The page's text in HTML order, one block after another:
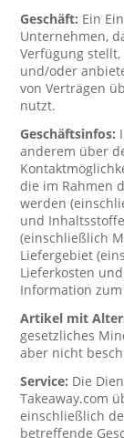
Geschäft: Ein
Unternehmen,
Verfügung
und/oder
von Verträgen
nutzt.
Geschäftsinfos:
anderem über
die im Rahmen
werden
und
(einschließlich
Liefergebiet
Lieferkosten
Information zum
Artikel mit
gesetzliches
aber nicht
Service: Die
Takeaway.com
einschließlich
betreffende